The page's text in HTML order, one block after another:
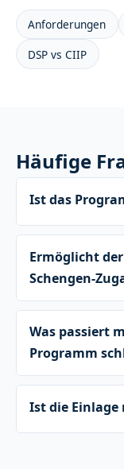
Anforderungen
DSP vs CIIP
Häufige
Ist das
Ermöglicht
Schengen-
Was passiert
Programm
Ist die